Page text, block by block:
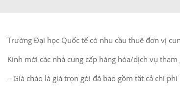
Trường Đại học Quốc tế có nhu cầu thuê đơn vị
Kính mời các nhà cung cấp hàng hóa/dịch vụ
– Giá chào là giá trọn gói đã bao gồm tất cả chi